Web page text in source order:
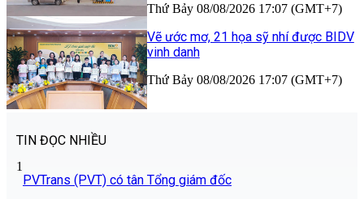
Thứ Bảy 08/08/2026 17:07 (GMT+7)
Vẽ ước mơ, 21 họa sỹ nhí được BIDV
vinh danh
Thứ Bảy 08/08/2026 17:07 (GMT+7)
TIN ĐỌC NHIỀU
1
PVTrans (PVT) có tân Tổng giám đốc